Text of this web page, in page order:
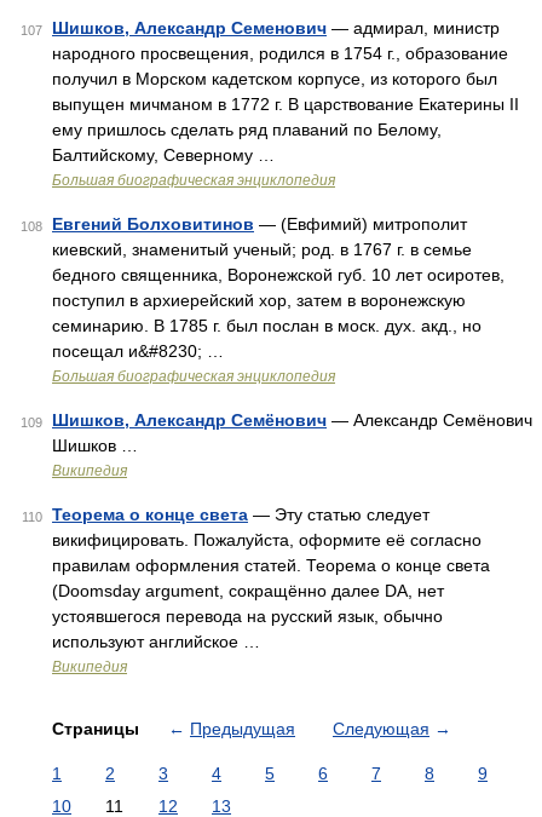
107 Шишков, Александр Семенович — адмирал, министр
народного просвещения, родился в 1754 г., образование
получил в Морском кадетском корпусе, из которого был
выпущен мичманом в 1772 г. В царствование Екатерины II
ему пришлось сделать ряд плаваний по Белому,
Балтийскому, Северному …
Большая биографическая энциклопедия
108 Евгений Болховитинов — (Евфимий) митрополит
киевский, знаменитый ученый; род. в 1767 г. в семье
бедного священника, Воронежской губ. 10 лет осиротев,
поступил в архиерейский хор, затем в воронежскую
семинарию. В 1785 г. был послан в моск. дух. акд., но
посещал и&#8230; …
Большая биографическая энциклопедия
109 Шишков, Александр Семёнович — Александр Семёнович
Шишков …
Википедия
110 Теорема о конце света — Эту статью следует
викифицировать. Пожалуйста, оформите её согласно
правилам оформления статей. Теорема о конце света
(Doomsday argument, сокращённо далее DA, нет
устоявшегося перевода на русский язык, обычно
используют английское …
Википедия
Страницы ← Предыдущая Следующая →
1 2 3 4 5 6 7 8
9
10
11 12 13